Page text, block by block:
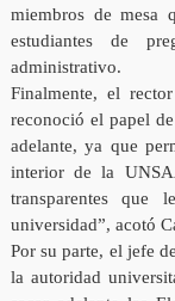
miembros de mesa
estudiantes de
administrativo.
Finalmente, el
reconoció el papel
adelante, ya que
interior de la
transparentes que
universidad”, acotó
Por su parte, el jefe
la autoridad